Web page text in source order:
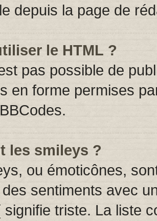
depuis la page de
le HTML ?
pas possible de
en forme permises
les smileys ?
ou émoticônes,
sentiments avec
signifie triste. La liste